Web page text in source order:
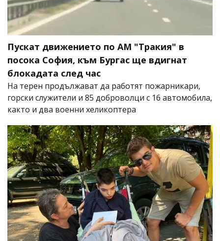
Пускат движението по АМ "Тракия" в
посока София, към Бургас ще вдигнат
блокадата след час
На терен продължават да работят пожарникари,
горски служители и 85 доброволци с 16 автомобила,
както и два военни хеликоптера